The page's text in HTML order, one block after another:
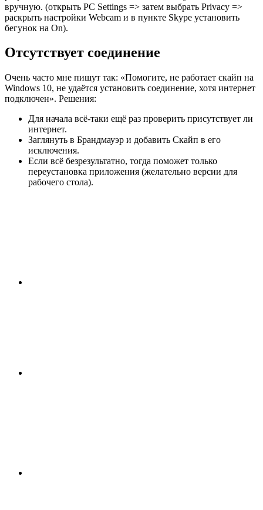
вручную. (открыть PC Settings => затем выбрать Privacy =>
раскрыть настройки Webcam и в пункте Skype установить
бегунок на On).
Отсутствует соединение
Очень часто мне пишут так: «Помогите, не работает скайп на
Windows 10, не удаётся установить соединение, хотя интернет
подключен». Решения:
Для начала всё-таки ещё раз проверить присутствует ли
интернет.
Заглянуть в Брандмауэр и добавить Скайп в его
исключения.
Если всё безрезультатно, тогда поможет только
переустановка приложения (желательно версии для
рабочего стола).